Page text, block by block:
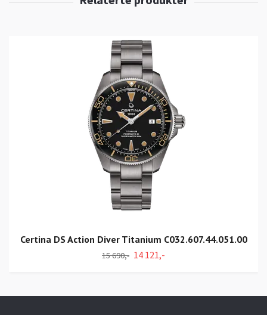
Certina DS Action Diver Titanium C032.607.44.051.00
15 690,- 14 121,-